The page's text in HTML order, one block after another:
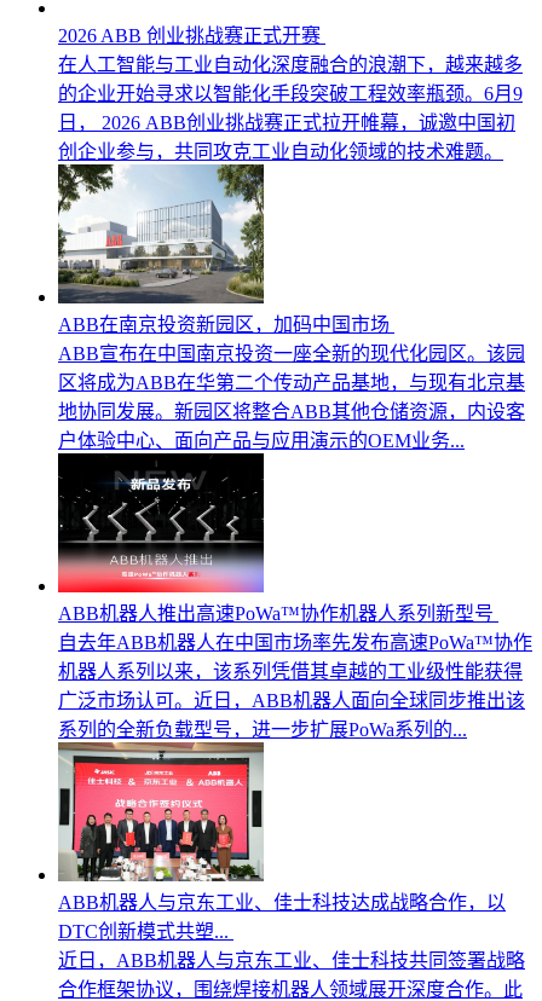
2026 ABB 创业挑战赛正式开赛
在人工智能与工业自动化深度融合的浪潮下，越来越多
的企业开始寻求以智能化手段突破工程效率瓶颈。6月9
日， 2026 ABB创业挑战赛正式拉开帷幕，诚邀中国初
创企业参与，共同攻克工业自动化领域的技术难题。
ABB在南京投资新园区，加码中国市场
ABB宣布在中国南京投资一座全新的现代化园区。该园
区将成为ABB在华第二个传动产品基地，与现有北京基
地协同发展。新园区将整合ABB其他仓储资源，内设客
户体验中心、面向产品与应用演示的OEM业务...
ABB机器人推出高速PoWa™协作机器人系列新型号
自去年ABB机器人在中国市场率先发布高速PoWa™协作
机器人系列以来，该系列凭借其卓越的工业级性能获得
广泛市场认可。近日，ABB机器人面向全球同步推出该
系列的全新负载型号，进一步扩展PoWa系列的...
ABB机器人与京东工业、佳士科技达成战略合作，以
DTC创新模式共塑...
近日，ABB机器人与京东工业、佳士科技共同签署战略
合作框架协议，围绕焊接机器人领域展开深度合作。此